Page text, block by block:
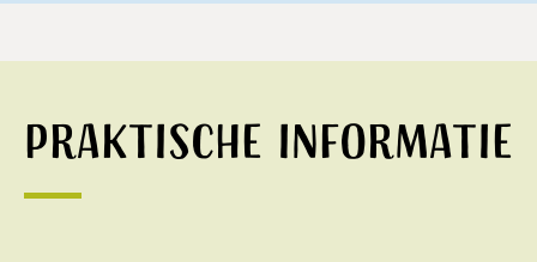
Praktische informatie